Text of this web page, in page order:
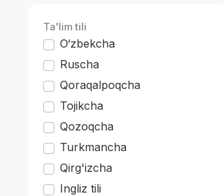
Ta'lim tili
O‘zbekcha
Ruscha
Qoraqalpoqcha
Tojikcha
Qozoqcha
Turkmancha
Qirg'izcha
Ingliz tili